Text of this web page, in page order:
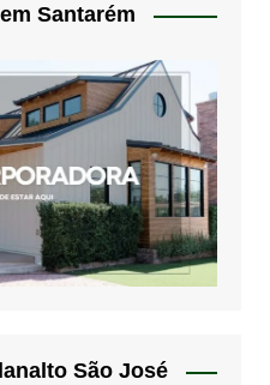
Santarém
São José